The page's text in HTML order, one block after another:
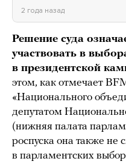
2 года назад
Решение суда
участвовать в
в президентской
этом, как отмечает
«Национального
депутатом
(нижняя палата
роспуска она также не
в парламентских